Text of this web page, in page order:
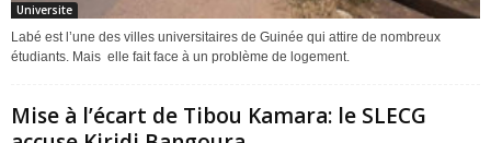
Universite
Labé est l’une des villes universitaires de Guinée qui attire de nombreux
étudiants. Mais elle fait face à un problème de logement.
Mise à l’écart de Tibou Kamara: le SLECG